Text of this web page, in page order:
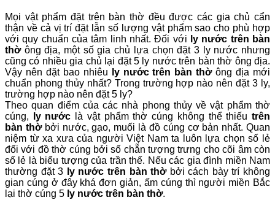
Mọi vật phẩm đặt trên bàn thờ đều được các gia chủ cẩn
thận về cả vị trí đặt lẫn số lượng vật phẩm sao cho phù hợp
với quy chuẩn của tâm linh nhất. Đối với ly nước trên bàn
thờông địa, một số gia chủ lựa chọn đặt 3 ly nước nhưng
cũng có nhiều gia chủ lại đặt 5 ly nước trên bàn thờ ông địa.
Vậy nên đặt bao nhiêu
ly nước trên bàn thờông địa mới
chuẩn phong thủy nhất? Trong trường hợp nào nên đặt 3 ly,
trường hợp nào nên đặt 5 ly?
Theo quan điểm của các nhà phong thủy về vật phẩm thờ
cúng, ly nước là vật phẩm thờ cúng không thể thiếutrên
bàn thờbởi nước, gạo, muối là đồ cúng cơ bản nhất. Quan
niệm từ xa xưa của người Việt Nam ta luôn lựa chọn số lẻ
đối với đồ thờ cúng bởi số chẵn tượng trưng cho cõi âm còn
số lẻ là biểu tượng của trần thế. Nếu các gia đình miền Nam
thường đặt 3 ly nước trên bàn thờbởi cách bày trí không
gian cúng ở đây khá đơn giản, ấm cúng thì người miền Bắc
lại thờ cúng 5 ly nước trên bàn thờ.